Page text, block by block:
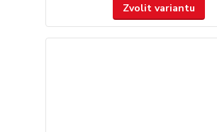
Zvolit variantu